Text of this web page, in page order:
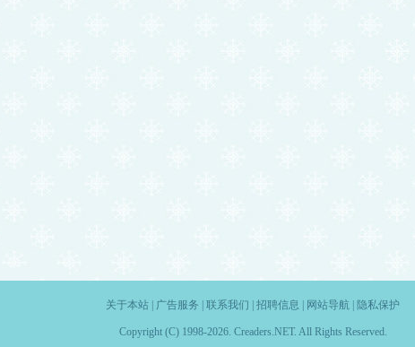
关于本站 广告服务 联系我们 招聘信息 网站导航 隐私保护
Copyright (C) 1998-2026. Creaders.NET. All Rights Reserved.